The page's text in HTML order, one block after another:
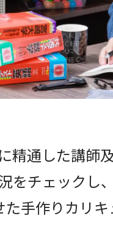
精通した講師
をチェックし
手作りカリ